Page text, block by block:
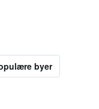
byer